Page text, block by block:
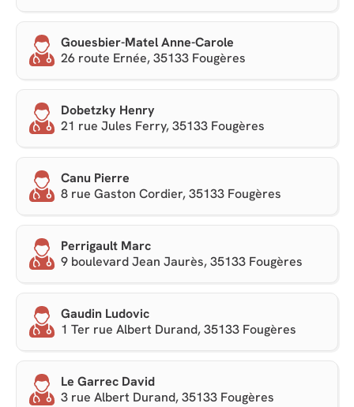
Gouesbier-Matel Anne-Carole
26 route Ernée, 35133 Fougères
Dobetzky Henry
21 rue Jules Ferry, 35133 Fougères
Canu Pierre
8 rue Gaston Cordier, 35133 Fougères
Perrigault Marc
9 boulevard Jean Jaurès, 35133 Fougères
Gaudin Ludovic
1 Ter rue Albert Durand, 35133 Fougères
Le Garrec David
3 rue Albert Durand, 35133 Fougères